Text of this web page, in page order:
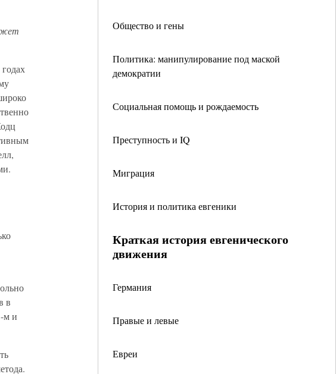
Общество и гены
Политика: манипулирование под маской
демократии
Социальная помощь и рождаемость
Преступность и IQ
Миграция
История и политика евгеники
Краткая история евгенического
движения
Германия
Правые и левые
Евреи
в
м и